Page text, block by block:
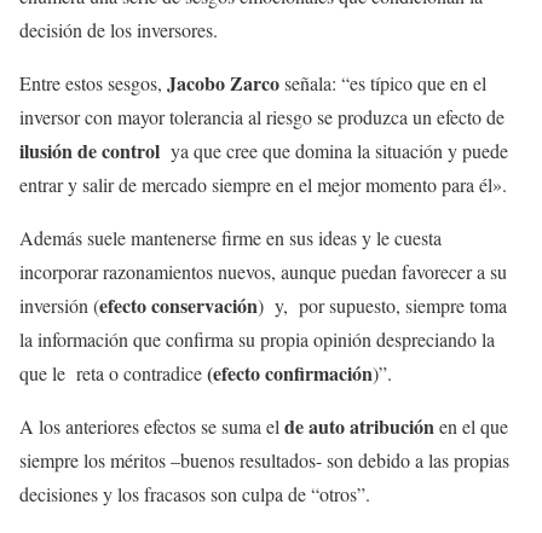
decisión de los inversores.
Entre estos sesgos, Jacobo Zarcoseñala: “es típico que en el
inversor con mayor tolerancia al riesgo se produzca un efecto de
ilusión de control ya que cree que domina la situación y puede
entrar y salir de mercado siempre en el mejor momento para él».
Además suele mantenerse firme en sus ideas y le cuesta
incorporar razonamientos nuevos, aunque puedan favorecer a su
inversión (efecto conservación) y, por supuesto, siempre toma
la información que confirma su propia opinión despreciando la
que le reta o contradice(efecto confirmación)”.
A los anteriores efectos se suma elde auto atribuciónen el que
siempre los méritos –buenos resultados- son debido a las propias
decisiones y los fracasos son culpa de “otros”.